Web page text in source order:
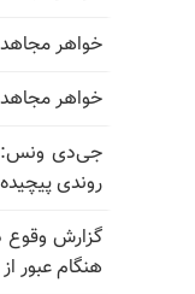
خواهر
خواهر
جی‌دی ونس:
روندی
گزارش وقوع
هنگام عبور